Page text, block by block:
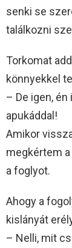
senki se
találkozni
Torkomat
könnyekkel
– De igen,
apukáddal!
Amikor
megkértem
a foglyot.
Ahogy a
kislányát
– Nelli, mit